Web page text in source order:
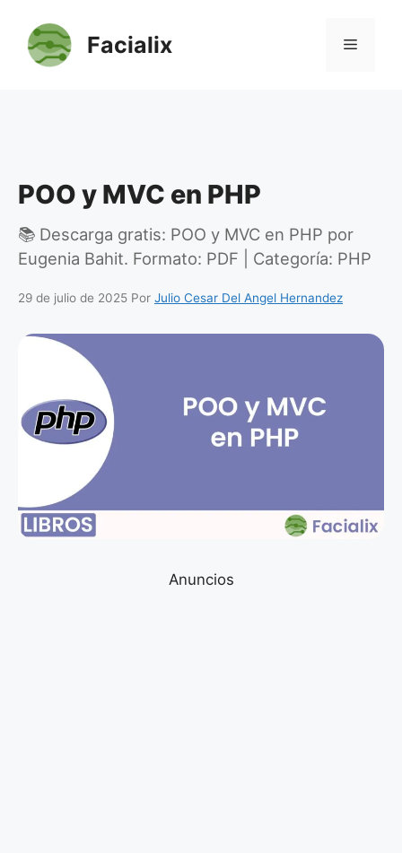
contenido
Facialix Menú
POO y MVC en PHP
📚 Descarga gratis: POO y MVC en PHP por
Eugenia Bahit. Formato: PDF | Categoría: PHP
29 de julio de 2025 Por Julio Cesar Del Angel Hernandez
Anuncios